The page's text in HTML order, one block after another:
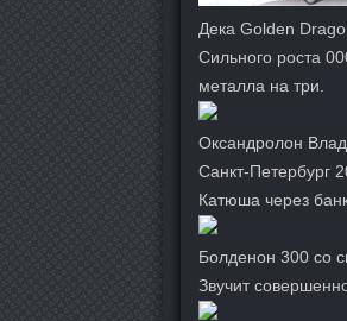
Дека Golden
Сильного роста
металла на три.
Оксандролон
Санкт-Петербург
Катюша через
Болденон 300 со
Звучит